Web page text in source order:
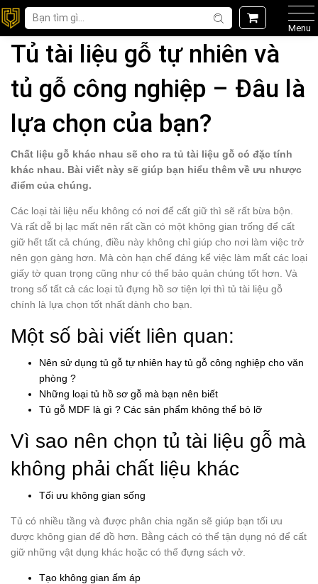
Menu
Tủ tài liệu gỗ tự nhiên và
tủ gỗ công nghiệp – Đâu là
lựa chọn của bạn?
Chất liệu gỗ khác nhau sẽ cho ra tủ tài liệu gỗ có đặc tính
khác nhau. Bài viết này sẽ giúp bạn hiểu thêm về ưu nhược
điểm của chúng.
Các loại tài liệu nếu không có nơi để cất giữ thì sẽ rất bừa bộn.
Và rất dễ bị lạc mất nên rất cần có một không gian trống để cất
giữ hết tất cả chúng, điều này không chỉ giúp cho nơi làm việc trở
nên gọn gàng hơn. Mà còn hạn chế đáng kể việc làm mất các loại
giấy tờ quan trọng cũng như có thể bảo quản chúng tốt hơn. Và
trong số tất cả các loại tủ đựng hồ sơ tiện lợi thì tủ tài liệu gỗ
chính là lựa chọn tốt nhất dành cho bạn.
Một số bài viết liên quan:
Nên sử dụng tủ gỗ tự nhiên hay tủ gỗ công nghiệp cho văn
phòng ?
Những loại tủ hồ sơ gỗ mà bạn nên biết
Tủ gỗ MDF là gì ? Các sản phẩm không thể bỏ lỡ
Vì sao nên chọn tủ tài liệu gỗ mà
không phải chất liệu khác
Tối ưu không gian sống
Tủ có nhiều tầng và được phân chia ngăn sẽ giúp bạn tối ưu
được không gian để đồ hơn. Bằng cách có thể tận dụng nó để cất
giữ những vật dụng khác hoặc có thể đựng sách vở.
Tạo không gian ấm áp